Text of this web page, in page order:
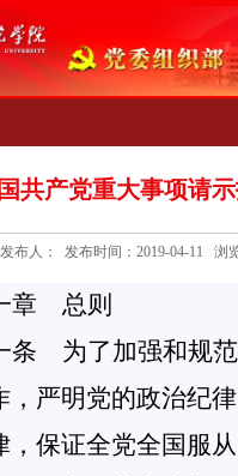
共产党重大事项请
发布人： 发布时间：2019-04-11 浏
章 总则
条 为了加强和规
，严明党的政治纪
，保证全党全国服